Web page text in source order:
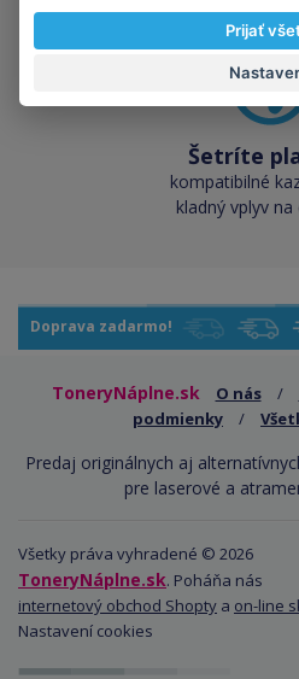
Šetríte
kompatibilné
kladný vplyv
Doprava zadarmo!
ToneryNáplne.sk O nás /
podmienky
/
Predaj originálnych aj
pre laserové a
Všetky práva vyhradené © 2026
ToneryNáplne.sk. Poháňa nás
internetový obchod Shopty a on-line
Nastavení cookies
Prijať